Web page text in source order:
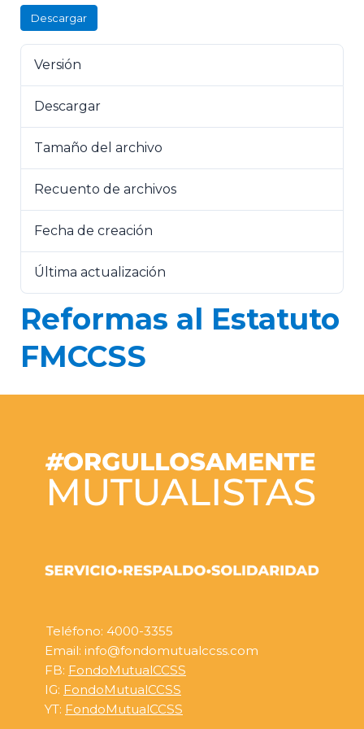
Descargar
Versión
Descargar
Tamaño del archivo
Recuento de archivos
Fecha de creación
Última actualización
Reformas al Estatuto
FMCCSS
Teléfono: 4000-3355
Email: info@fondomutualccss.com
FB: FondoMutualCCSS
IG: FondoMutualCCSS
YT: FondoMutualCCSS